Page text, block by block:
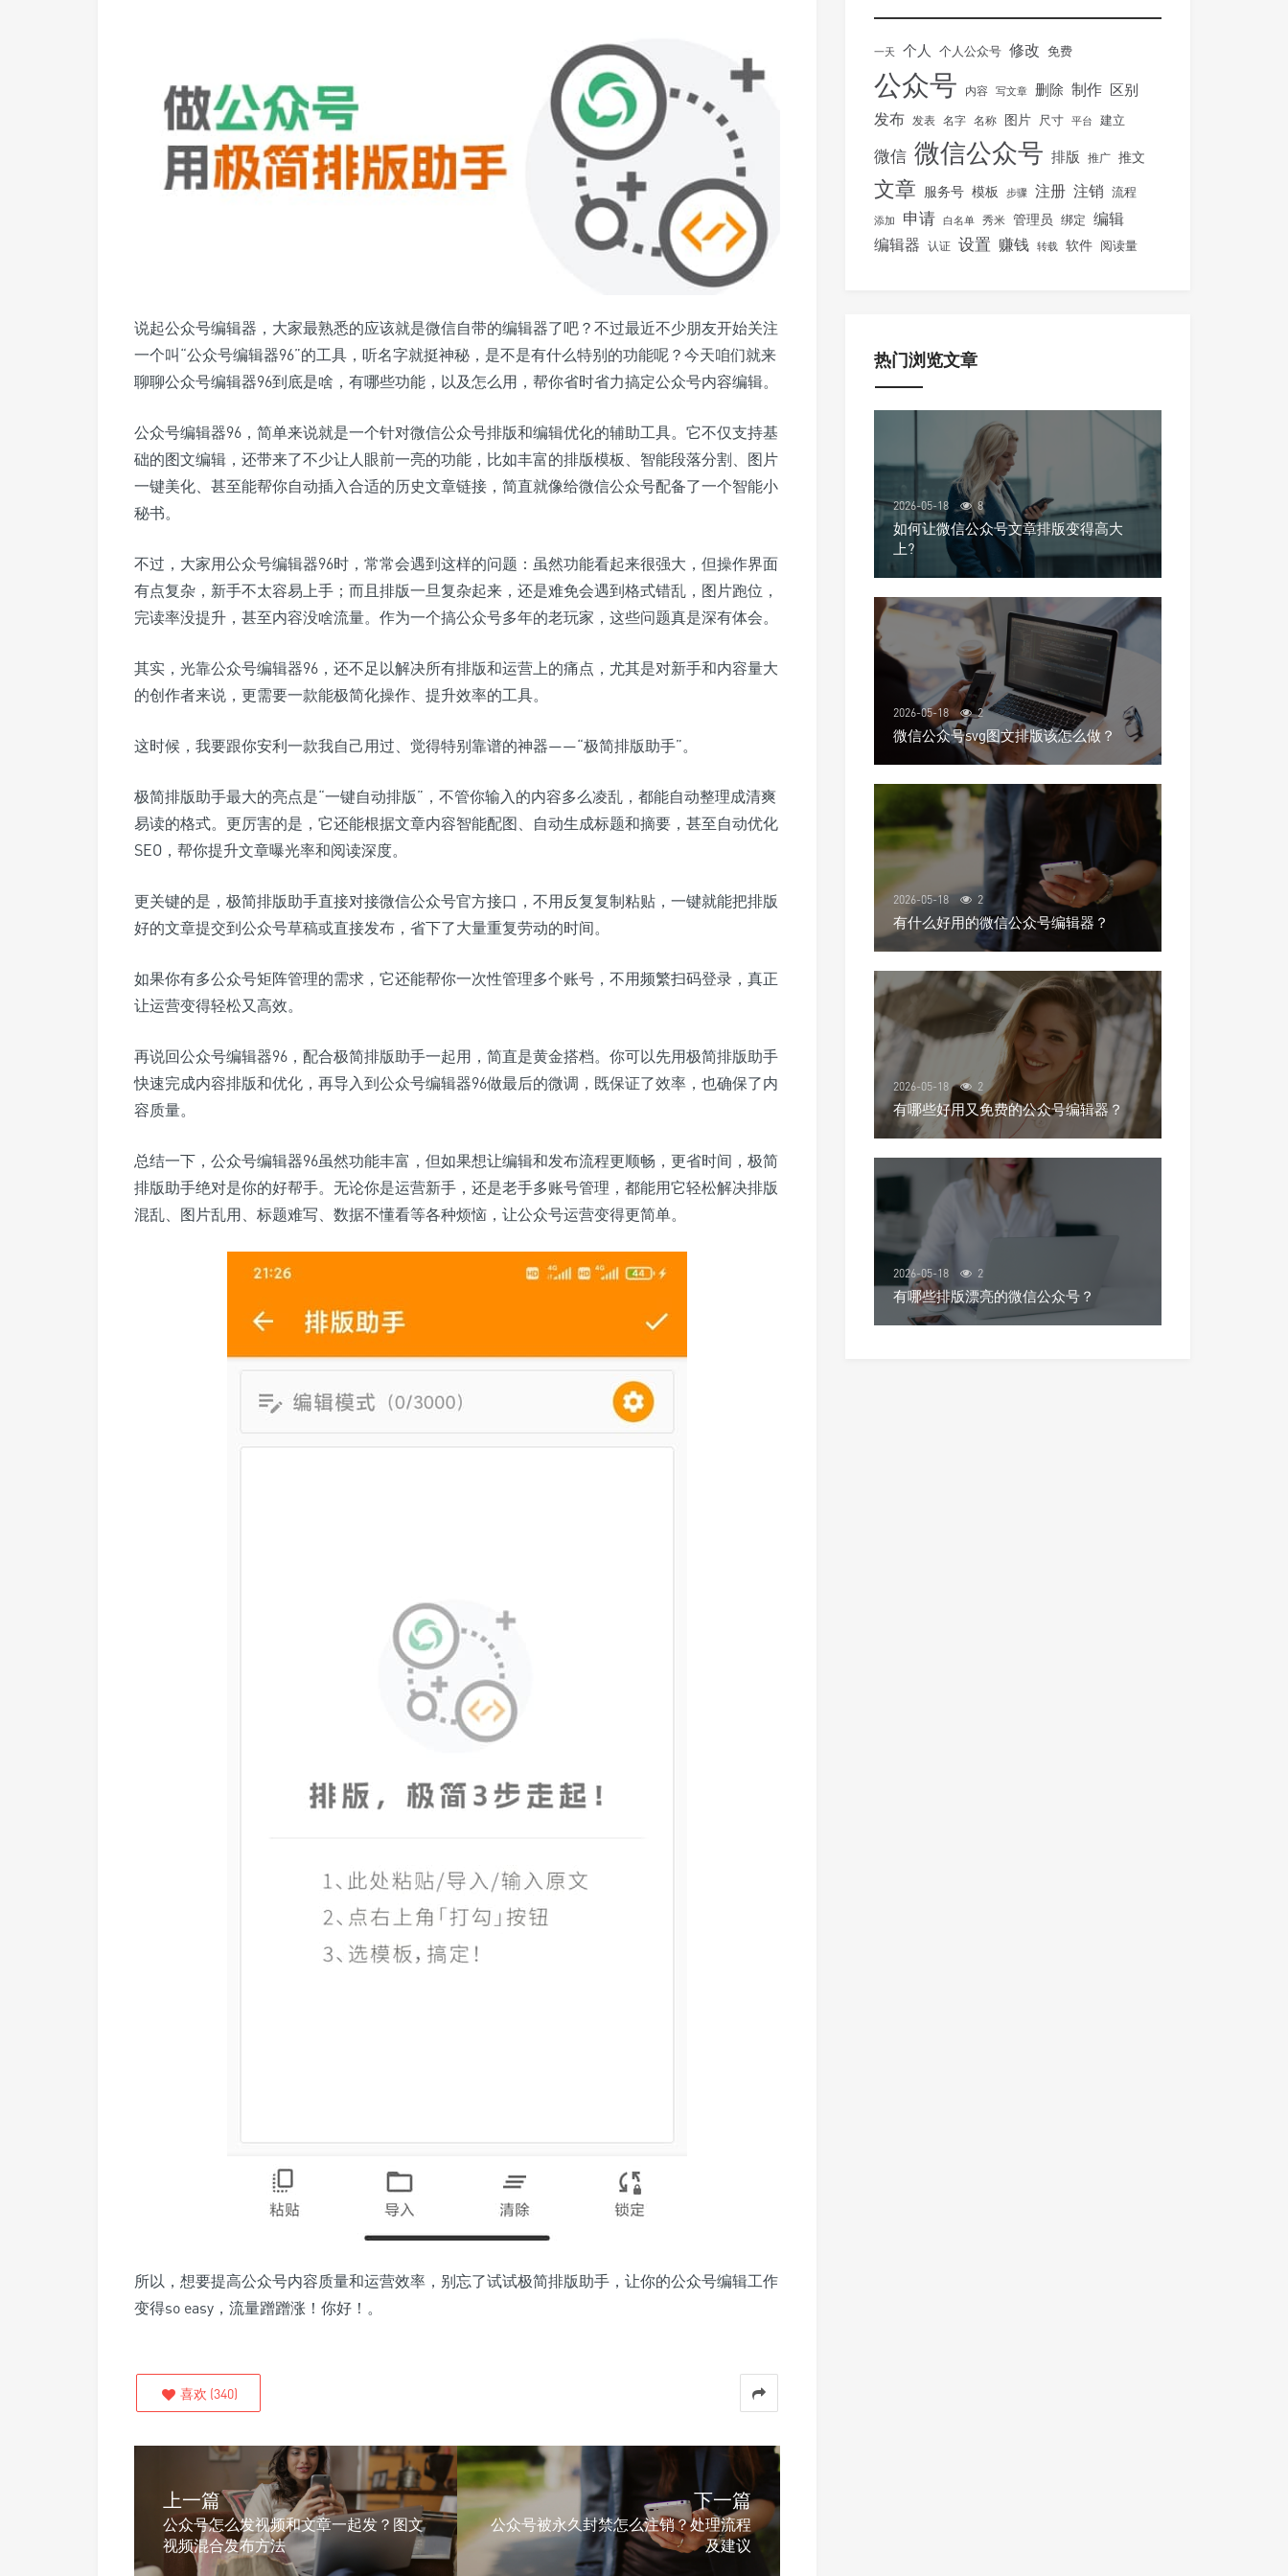
说起公众号编辑器，大家最熟悉的应该就是微信自带的编辑器了吧？不过最近不少朋友开始关注
一个叫“公众号编辑器96”的工具，听名字就挺神秘，是不是有什么特别的功能呢？今天咱们就来
聊聊公众号编辑器96到底是啥，有哪些功能，以及怎么用，帮你省时省力搞定公众号内容编辑。
公众号编辑器96，简单来说就是一个针对微信公众号排版和编辑优化的辅助工具。它不仅支持基
础的图文编辑，还带来了不少让人眼前一亮的功能，比如丰富的排版模板、智能段落分割、图片
一键美化、甚至能帮你自动插入合适的历史文章链接，简直就像给微信公众号配备了一个智能小
秘书。
不过，大家用公众号编辑器96时，常常会遇到这样的问题：虽然功能看起来很强大，但操作界面
有点复杂，新手不太容易上手；而且排版一旦复杂起来，还是难免会遇到格式错乱，图片跑位，
完读率没提升，甚至内容没啥流量。作为一个搞公众号多年的老玩家，这些问题真是深有体会。
其实，光靠公众号编辑器96，还不足以解决所有排版和运营上的痛点，尤其是对新手和内容量大
的创作者来说，更需要一款能极简化操作、提升效率的工具。
这时候，我要跟你安利一款我自己用过、觉得特别靠谱的神器——“极简排版助手”。
极简排版助手最大的亮点是“一键自动排版”，不管你输入的内容多么凌乱，都能自动整理成清爽
易读的格式。更厉害的是，它还能根据文章内容智能配图、自动生成标题和摘要，甚至自动优化
SEO，帮你提升文章曝光率和阅读深度。
更关键的是，极简排版助手直接对接微信公众号官方接口，不用反复复制粘贴，一键就能把排版
好的文章提交到公众号草稿或直接发布，省下了大量重复劳动的时间。
如果你有多公众号矩阵管理的需求，它还能帮你一次性管理多个账号，不用频繁扫码登录，真正
让运营变得轻松又高效。
再说回公众号编辑器96，配合极简排版助手一起用，简直是黄金搭档。你可以先用极简排版助手
快速完成内容排版和优化，再导入到公众号编辑器96做最后的微调，既保证了效率，也确保了内
容质量。
总结一下，公众号编辑器96虽然功能丰富，但如果想让编辑和发布流程更顺畅，更省时间，极简
排版助手绝对是你的好帮手。无论你是运营新手，还是老手多账号管理，都能用它轻松解决排版
混乱、图片乱用、标题难写、数据不懂看等各种烦恼，让公众号运营变得更简单。
所以，想要提高公众号内容质量和运营效率，别忘了试试极简排版助手，让你的公众号编辑工作
变得so easy，流量蹭蹭涨！你好！。
喜欢 (340)
上一篇
公众号怎么发视频和文章一起发？图文
视频混合发布方法
下一篇
公众号被永久封禁怎么注销？处理流程
及建议
一天 个人 个人公众号 修改 免费
公众号 内容 写文章 删除 制作 区别
发布 发表 名字 名称 图片 尺寸 平台 建立
微信 微信公众号 排版 推广 推文
文章 服务号 模板 步骤 注册 注销 流程
添加 申请 白名单 秀米 管理员 绑定 编辑
编辑器
认证 设置 赚钱 转载 软件 阅读量
热门浏览文章
2026-05-18 8
如何让微信公众号文章排版变得高大
上?
2026-05-18 2
微信公众号svg图文排版该怎么做？
2026-05-18 2
有什么好用的微信公众号编辑器？
2026-05-18 2
有哪些好用又免费的公众号编辑器？
2026-05-18 2
有哪些排版漂亮的微信公众号？